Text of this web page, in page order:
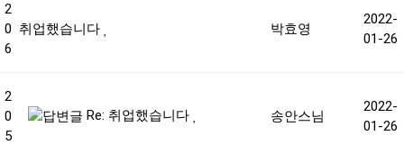
2
0
6
취업했습니다 박효영
2022-
01-26
2
0
5
Re: 취업했습니다 송안스님
2022-
01-26